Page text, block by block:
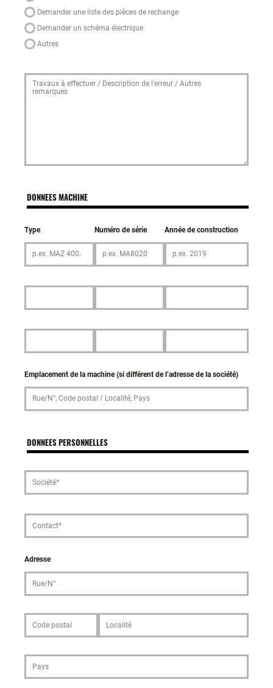
Demander une liste des pièces de rechange
Demander un schéma électrique
Autres
DONNEES MACHINE
Type Numéro de série Année de construction
Emplacement de la machine (si différent de l’adresse de la société)
DONNEES PERSONNELLES
Adresse